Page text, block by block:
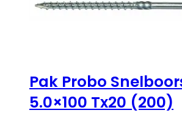
Pak Probo
5.0×100 Tx20 (200)